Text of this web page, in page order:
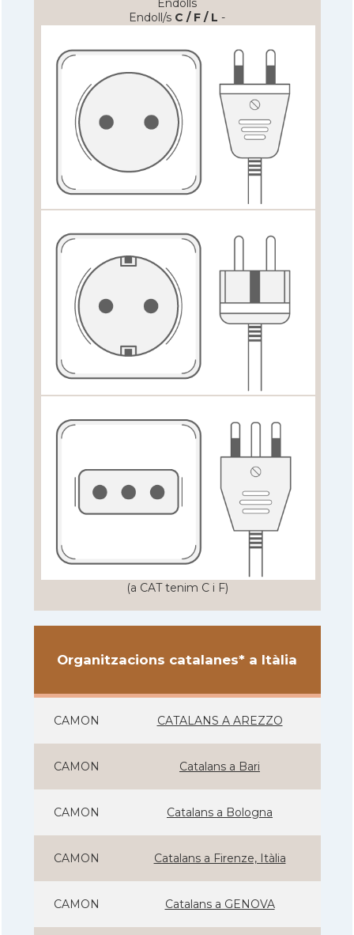
Endolls
Endoll/s C / F / L -
(a CAT tenim C i F)
Organitzacions catalanes* a Itàlia
CAMON CATALANS A AREZZO
CAMON Catalans a Bari
CAMON Catalans a Bologna
CAMON Catalans a Firenze, Itàlia
CAMON Catalans a GENOVA